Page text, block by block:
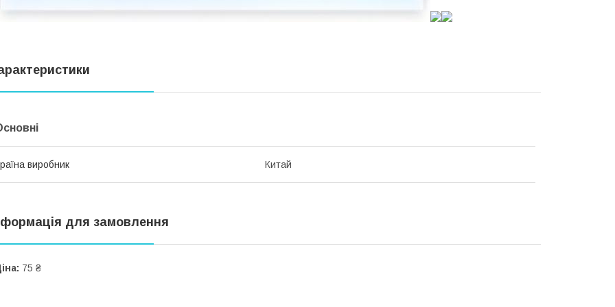
виробник Китай
для замовлення
75 ₴